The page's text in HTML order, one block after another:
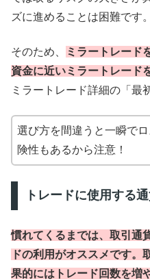
ズに進めることは困難です。
そのため、
ミラートレード
資金に近いミラートレード
ミラートレード詳細の「最
選び方を間違うと一瞬で
険性もあるから注意！
トレードに使用する
慣れてくるまでは、取引通
ドの利用がオススメです。
果的にはトレード回数を増